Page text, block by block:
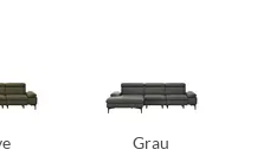
Grau